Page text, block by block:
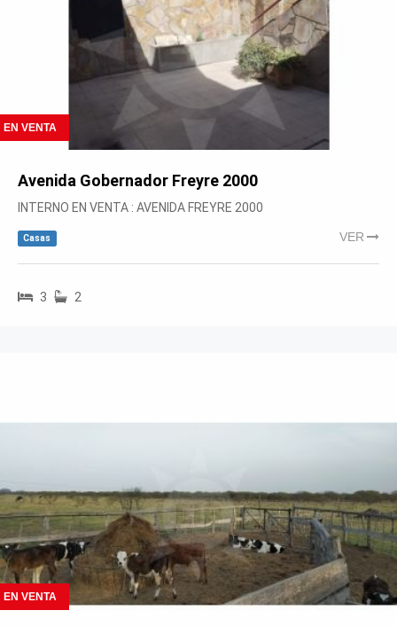
EN VENTA
Avenida Gobernador Freyre 2000
INTERNO EN VENTA : AVENIDA FREYRE 2000
Casas VER
3 2
EN VENTA